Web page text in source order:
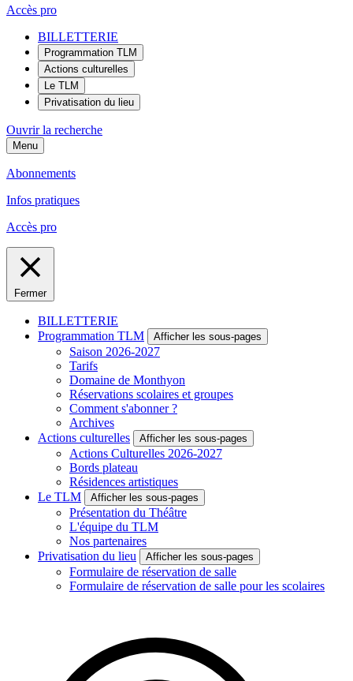
Accès pro
BILLETTERIE
Programmation TLM
Actions culturelles
Le TLM
Privatisation du lieu
Ouvrir la recherche
Menu
Abonnements
Infos pratiques
Accès pro
Fermer
BILLETTERIE
Programmation TLM
Afficher les sous-pages
Saison 2026-2027
Tarifs
Domaine de Monthyon
Réservations scolaires et groupes
Comment s'abonner ?
Archives
Actions culturelles
Afficher les sous-pages
Actions Culturelles 2026-2027
Bords plateau
Résidences artistiques
Le TLM
Afficher les sous-pages
Présentation du Théâtre
L'équipe du TLM
Nos partenaires
Privatisation du lieu
Afficher les sous-pages
Formulaire de réservation de salle
Formulaire de réservation de salle pour les scolaires